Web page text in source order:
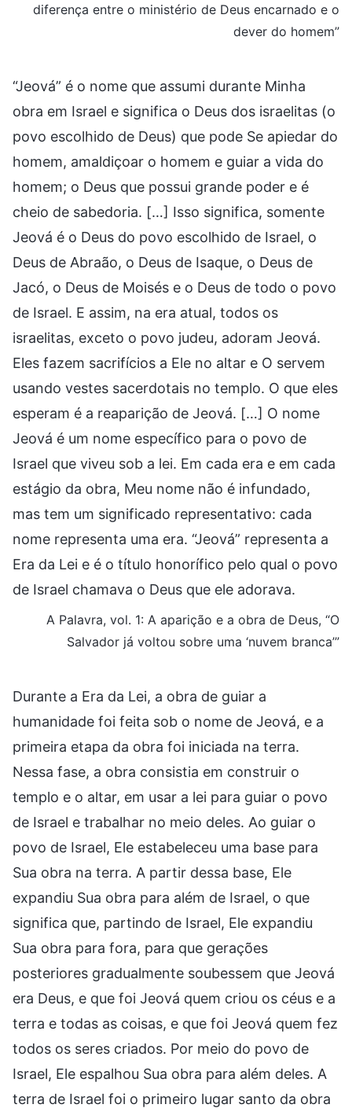
diferença entre o ministério de Deus encarnado e o
dever do homem”
“Jeová” é o nome que assumi durante Minha
obra em Israel e significa o Deus dos israelitas (o
povo escolhido de Deus) que pode Se apiedar do
homem, amaldiçoar o homem e guiar a vida do
homem; o Deus que possui grande poder e é
cheio de sabedoria. […] Isso significa, somente
Jeová é o Deus do povo escolhido de Israel, o
Deus de Abraão, o Deus de Isaque, o Deus de
Jacó, o Deus de Moisés e o Deus de todo o povo
de Israel. E assim, na era atual, todos os
israelitas, exceto o povo judeu, adoram Jeová.
Eles fazem sacrifícios a Ele no altar e O servem
usando vestes sacerdotais no templo. O que eles
esperam é a reaparição de Jeová. […] O nome
Jeová é um nome específico para o povo de
Israel que viveu sob a lei. Em cada era e em cada
estágio da obra, Meu nome não é infundado,
mas tem um significado representativo: cada
nome representa uma era. “Jeová” representa a
Era da Lei e é o título honorífico pelo qual o povo
de Israel chamava o Deus que ele adorava.
A Palavra, vol. 1: A aparição e a obra de Deus, “O
Salvador já voltou sobre uma ‘nuvem branca’”
Durante a Era da Lei, a obra de guiar a
humanidade foi feita sob o nome de Jeová, e a
primeira etapa da obra foi iniciada na terra.
Nessa fase, a obra consistia em construir o
templo e o altar, em usar a lei para guiar o povo
de Israel e trabalhar no meio deles. Ao guiar o
povo de Israel, Ele estabeleceu uma base para
Sua obra na terra. A partir dessa base, Ele
expandiu Sua obra para além de Israel, o que
significa que, partindo de Israel, Ele expandiu
Sua obra para fora, para que gerações
posteriores gradualmente soubessem que Jeová
era Deus, e que foi Jeová quem criou os céus e a
terra e todas as coisas, e que foi Jeová quem fez
todos os seres criados. Por meio do povo de
Israel, Ele espalhou Sua obra para além deles. A
terra de Israel foi o primeiro lugar santo da obra